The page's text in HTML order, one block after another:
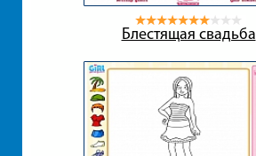
Блестящая свадьба